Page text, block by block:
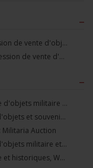
–
Session Mai-Juin 2026 - Grez-Doiceau, BE - Session de vente d'objets militaire et souvenirs historiques
Session Printemps 2026 - Grez-Doiceau, BE - Session de vente d'objets militaire et souvenirs historiques
–
Décembre 2025 - WAVRE, BE - Session de vente d'objets militaire et souvenirs historiques
Novembre 2025 - CAEN, FR, Session de vente d'objets et souvenirs militaires
Militaria Auction
Automne 2025 - WAVRE, BE, Session de vente d'objets militaire et souvenirs historiques
Juillet 2025 - Session de vente d'objets militaire et historiques, Wavre, BE